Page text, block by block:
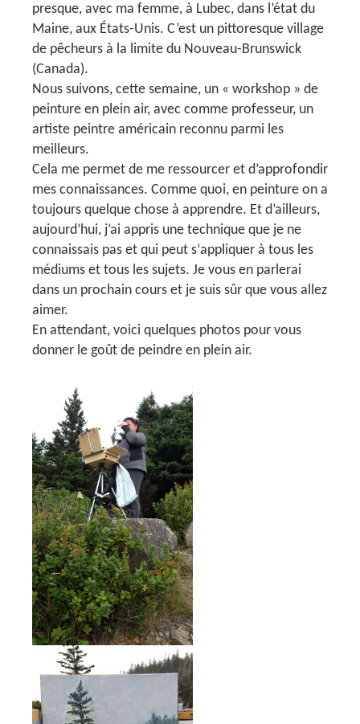
presque, avec ma femme, à Lubec, dans l’état du
Maine, aux États-Unis. C’est un pittoresque village
de pêcheurs à la limite du Nouveau-Brunswick
(Canada).
Nous suivons, cette semaine, un « workshop » de
peinture en plein air, avec comme professeur, un
artiste peintre américain reconnu parmi les
meilleurs.
Cela me permet de me ressourcer et d’approfondir
mes connaissances. Comme quoi, en peinture on a
toujours quelque chose à apprendre. Et d’ailleurs,
aujourd’hui, j’ai appris une technique que je ne
connaissais pas et qui peut s‘appliquer à tous les
médiums et tous les sujets. Je vous en parlerai
dans un prochain cours et je suis sûr que vous allez
aimer.
En attendant, voici quelques photos pour vous
donner le goût de peindre en plein air.